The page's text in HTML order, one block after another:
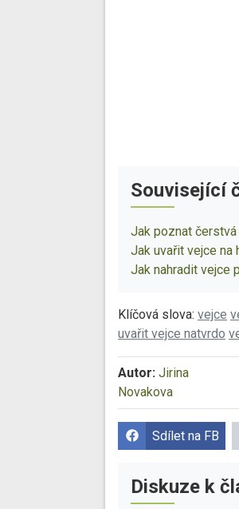
Související
Jak poznat
Jak uvařit vejce na
Jak nahradit vejce
Klíčová slova: vejce
uvařit vejce natvrdo
Autor: Jirina
Novakova
Sdílet na FB
Diskuze k